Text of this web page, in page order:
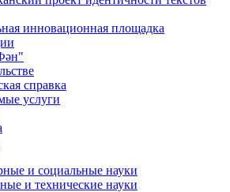
инновационная площадка
справка
услуги
и социальные науки
и технические науки